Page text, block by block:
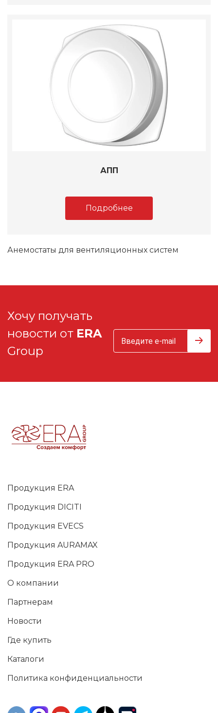
АПП
Подробнее
Анемостаты для вентиляционных систем
Хочу получать
новости от ERA
Group
Продукция ERA
Продукция DICITI
Продукция EVECS
Продукция AURAMAX
Продукция ERA PRO
О компании
Партнерам
Новости
Где купить
Каталоги
Политика конфиденциальности